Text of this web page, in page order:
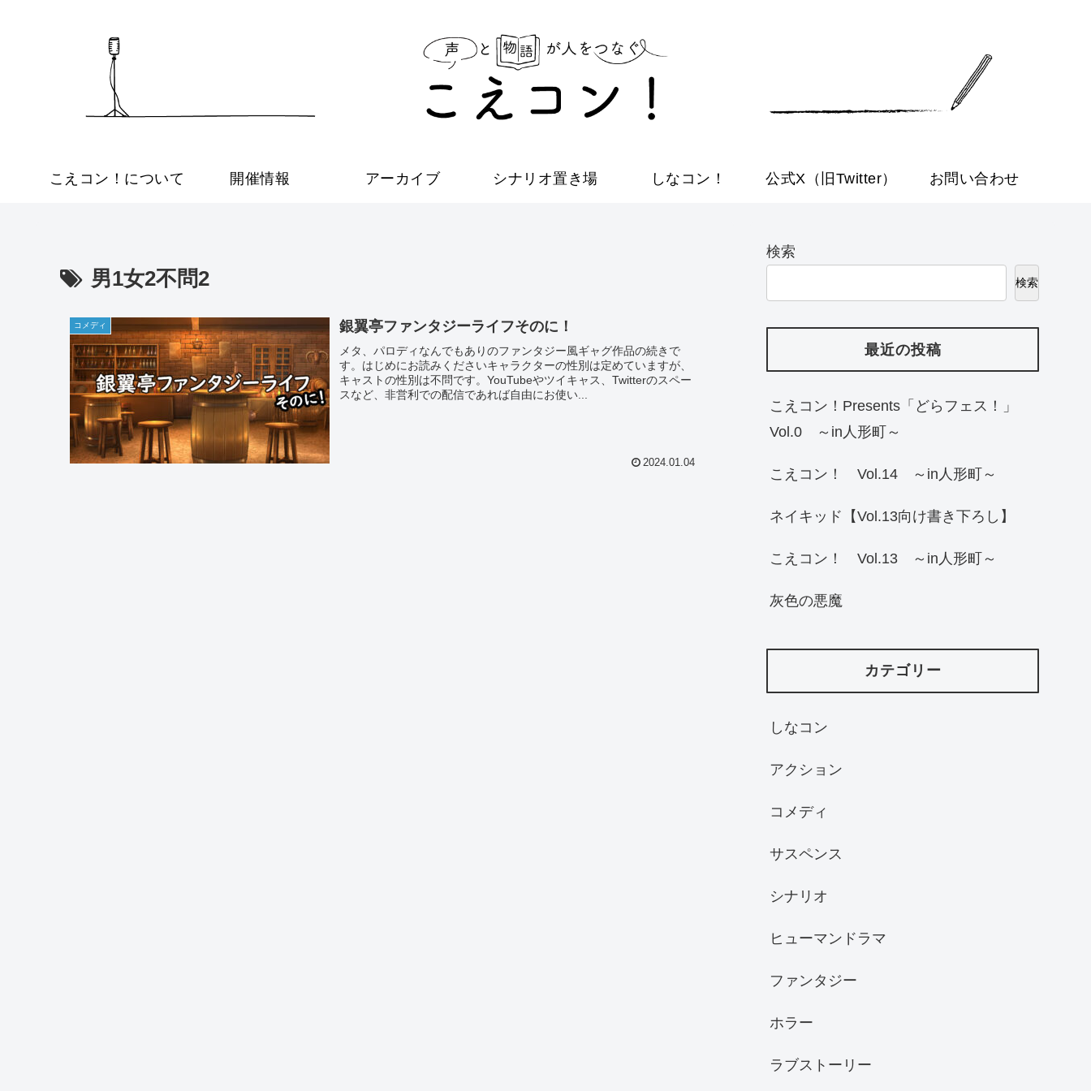
こえコン！について 開催情報 アーカイブ シナリオ置き場 しなコン！ 公式X（旧Twitter） お問い合わせ
男1女2不問2
コメディ 銀翼亭ファンタジーライフそのに！
メタ、パロディなんでもありのファンタジー風ギャグ作品の続きで
す。はじめにお読みくださいキャラクターの性別は定めていますが、
キャストの性別は不問です。YouTubeやツイキャス、Twitterのスペー
スなど、非営利での配信であれば自由にお使い...
2024.01.04
検索
検索
最近の投稿
こえコン！Presents「どらフェス！」
Vol.0 ～in人形町～
こえコン！ Vol.14 ～in人形町～
ネイキッド【Vol.13向け書き下ろし】
こえコン！ Vol.13 ～in人形町～
灰色の悪魔
カテゴリー
しなコン
アクション
コメディ
サスペンス
シナリオ
ヒューマンドラマ
ファンタジー
ホラー
ラブストーリー